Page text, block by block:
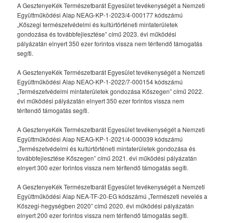
A GesztenyeKék Természetbarát Egyesület tevékenységét a Nemzeti
Együttműködési Alap NEAG-KP-1-2023/4-000177 kódszámú
„Kőszegi természetvédelmi és kultúrtörténeti mintaterületek
gondozása és továbbfejlesztése” című 2023. évi működési
pályázatán elnyert 350 ezer forintos vissza nem térítendő támogatás
segíti.
A GesztenyeKék Természetbarát Egyesület tevékenységét a Nemzeti
Együttműködési Alap NEAO-KP-1-2022/7-000154 kódszámú
„Természetvédelmi mintaterületek gondozása Kőszegen” című 2022.
évi működési pályázatán elnyert 350 ezer forintos vissza nem
térítendő támogatás segíti.
A GesztenyeKék Természetbarát Egyesület tevékenységét a Nemzeti
Együttműködési Alap NEAG-KP-1-2021/4-000039 kódszámú
„Természetvédelmi és kultúrtörténeti mintaterületek gondozása és
továbbfejlesztése Kőszegen” című 2021. évi működési pályázatán
elnyert 300 ezer forintos vissza nem térítendő támogatás segíti.
A GesztenyeKék Természetbarát Egyesület tevékenységét a Nemzeti
Együttműködési Alap NEA-TF-20-EG kódszámú „Természeti nevelés a
Kőszegi-hegységben 2020” című 2020. évi működési pályázatán
elnyert 200 ezer forintos vissza nem térítendő támogatás segíti.